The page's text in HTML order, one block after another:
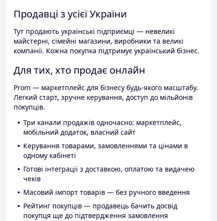
Продавці з усієї України
Тут продають українські підприємці — невеликі
майстерні, сімейні магазини, виробники та великі
компанії. Кожна покупка підтримує український бізнес.
Для тих, хто продає онлайн
Prom — маркетплейс для бізнесу будь-якого масштабу.
Легкий старт, зручне керування, доступ до мільйонів
покупців.
Три канали продажів одночасно: маркетплейс,
мобільний додаток, власний сайт
Керування товарами, замовленнями та цінами в
одному кабінеті
Готові інтеграції з доставкою, оплатою та видачею
чеків
Масовий імпорт товарів — без ручного введення
Рейтинг покупців — продавець бачить досвід
покупця ще до підтвердження замовлення